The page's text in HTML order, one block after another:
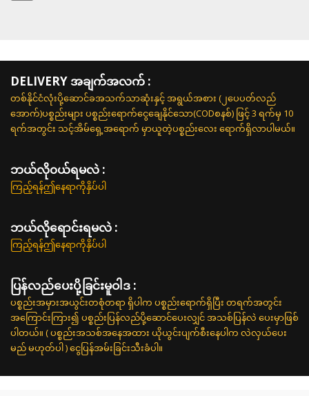
DELIVERY အချက်အလက် :
တစ်နိုင်ငံလုံးပို့ဆောင်ခအသက်သာဆုံးနှင့် အရွယ်အစား (၂ပေပတ်လည်
အောက်)ပစ္စည်းများ ပစ္စည်းရောက်ငွေချေနိုင်သော(CODစနစ်) ဖြင့် 3 ရက်မှ 10
ရက်အတွင်း သင့်အိမ်ရှေ့အရောက် မှာယူတဲ့ပစ္စည်းလေး ရောက်ရှိလာပါမယ်။
ဘယ်လို၀ယ်ရမလဲ :
ကြည့်ရန်ဤနေရာကိုနှိပ်ပါ
ဘယ်လိုရောင်းရမလဲ :
ကြည့်ရန်ဤနေရာကိုနှိပ်ပါ
ပြန်လည်ပေးပို့ခြင်းမူဝါဒ :
ပစ္စည်းအမှားအယွင်းတစုံတရာ ရှိပါက ပစ္စည်းရောက်ရှိပြီး တရက်အတွင်း
အကြောင်းကြား၍ ပစ္စည်းပြန်လည်ပို့ဆောင်ပေးလျှင် အသစ်ပြန်လဲ ပေးမှာဖြစ်
ပါတယ်။ ( ပစ္စည်းအသစ်အနေအထား ယိုယွင်းပျက်စီးနေပါက လဲလှယ်ပေး
မည် မဟုတ်ပါ ) ငွေပြန်အမ်းခြင်းသီးခံပါ။